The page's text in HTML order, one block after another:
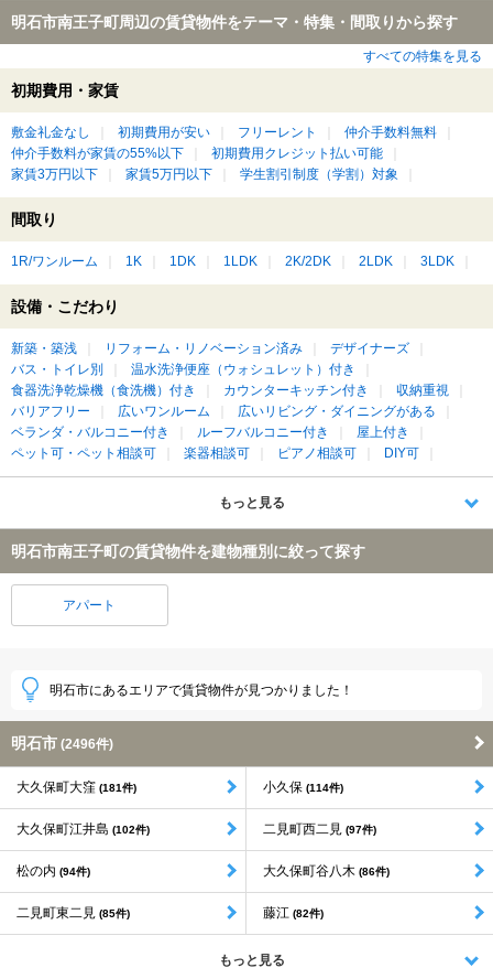
明石市南王子町周辺の賃貸物件をテーマ・特集・間取りから探す
すべての特集を見る
初期費用・家賃
敷金礼金なし 初期費用が安い フリーレント
仲介手数料無料
仲介手数料が家賃の55%以下
初期費用クレジット払い可能
家賃3万円以下
家賃5万円以下 学生割引制度（学割）対象
間取り
1R/ワンルーム 1K 1DK 1LDK 2K/2DK 2LDK 3LDK
設備・こだわり
新築・築浅 リフォーム・リノベーション済み
デザイナーズ
バス・トイレ別
温水洗浄便座（ウォシュレット）付き
食器洗浄乾燥機（食洗機）付き
カウンターキッチン付き
収納重視
バリアフリー
広いワンルーム
広いリビング・ダイニングがある
ベランダ・バルコニー付き
ルーフバルコニー付き
屋上付き
ペット可・ペット相談可
楽器相談可 ピアノ相談可 DIY可
もっと見る
明石市南王子町の賃貸物件を建物種別に絞って探す
アパート
明石市にあるエリアで賃貸物件が見つかりました！
明石市 (2496件)
大久保町大窪 (181件) 小久保 (114件)
大久保町江井島 (102件) 二見町西二見 (97件)
松の内 (94件) 大久保町谷八木 (86件)
二見町東二見 (85件) 藤江 (82件)
もっと見る